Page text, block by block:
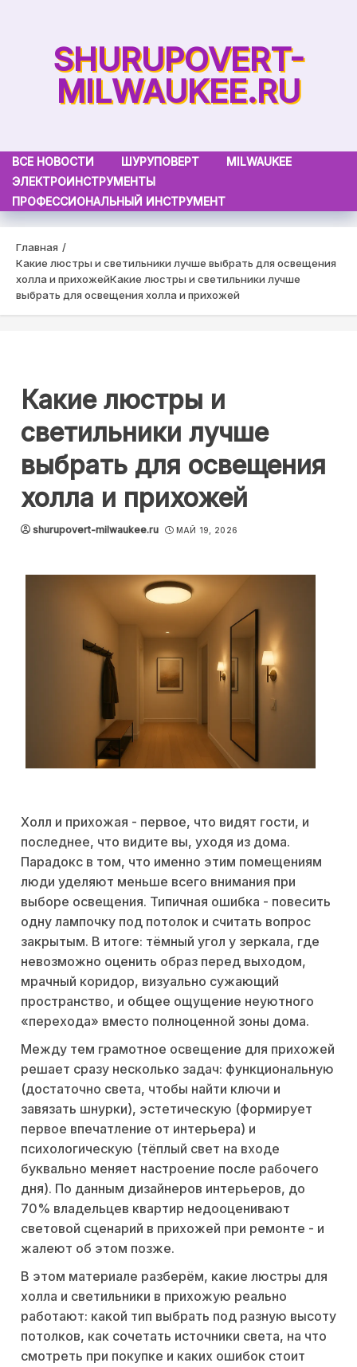
SHURUPOVERT-
MILWAUKEE.RU
ВСЕ НОВОСТИ ШУРУПОВЕРТ
MILWAUKEE
ЭЛЕКТРОИНСТРУМЕНТЫ
ПРОФЕССИОНАЛЬНЫЙ ИНСТРУМЕНТ
Главная
Какие люстры и светильники лучше выбрать для освещения
холла и прихожейКакие люстры и светильники лучше
выбрать для освещения холла и прихожей
Какие люстры и
светильники лучше
выбрать для освещения
холла и прихожей
shurupovert-milwaukee.ru МАЙ 19, 2026
Холл и прихожая - первое, что видят гости, и
последнее, что видите вы, уходя из дома.
Парадокс в том, что именно этим помещениям
люди уделяют меньше всего внимания при
выборе освещения. Типичная ошибка - повесить
одну лампочку под потолок и считать вопрос
закрытым. В итоге: тёмный угол у зеркала, где
невозможно оценить образ перед выходом,
мрачный коридор, визуально сужающий
пространство, и общее ощущение неуютного
«перехода» вместо полноценной зоны дома.
Между тем грамотное освещение для прихожей
решает сразу несколько задач: функциональную
(достаточно света, чтобы найти ключи и
завязать шнурки), эстетическую (формирует
первое впечатление от интерьера) и
психологическую (тёплый свет на входе
буквально меняет настроение после рабочего
дня). По данным дизайнеров интерьеров, до
70% владельцев квартир недооценивают
световой сценарий в прихожей при ремонте - и
жалеют об этом позже.
В этом материале разберём, какие люстры для
холла и светильники в прихожую реально
работают: какой тип выбрать под разную высоту
потолков, как сочетать источники света, на что
смотреть при покупке и каких ошибок стоит